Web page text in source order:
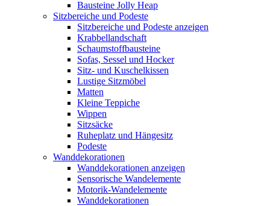
Bausteine Jolly Heap
Sitzbereiche und Podeste
Sitzbereiche und Podeste anzeigen
Krabbellandschaft
Schaumstoffbausteine
Sofas, Sessel und Hocker
Sitz- und Kuschelkissen
Lustige Sitzmöbel
Matten
Kleine Teppiche
Wippen
Sitzsäcke
Ruheplatz und Hängesitz
Podeste
Wanddekorationen
Wanddekorationen anzeigen
Sensorische Wandelemente
Motorik-Wandelemente
Wanddekorationen